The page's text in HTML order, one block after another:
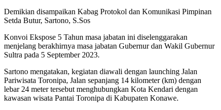
Demikian disampaikan Kabag Protokol dan Komunikasi Pimpinan
Setda Butur, Sartono, S.Sos
Konvoi Ekspose 5 Tahun masa jabatan ini diselenggarakan
menjelang berakhirnya masa jabatan Gubernur dan Wakil Gubernur
Sultra pada 5 September 2023.
Sartono mengatakan, kegiatan diawali dengan launching Jalan
Pariwisata Toronipa, Jalan sepanjang 14 kilometer (km) dengan
lebar 24 meter tersebut menghubungkan Kota Kendari dengan
kawasan wisata Pantai Toronipa di Kabupaten Konawe.